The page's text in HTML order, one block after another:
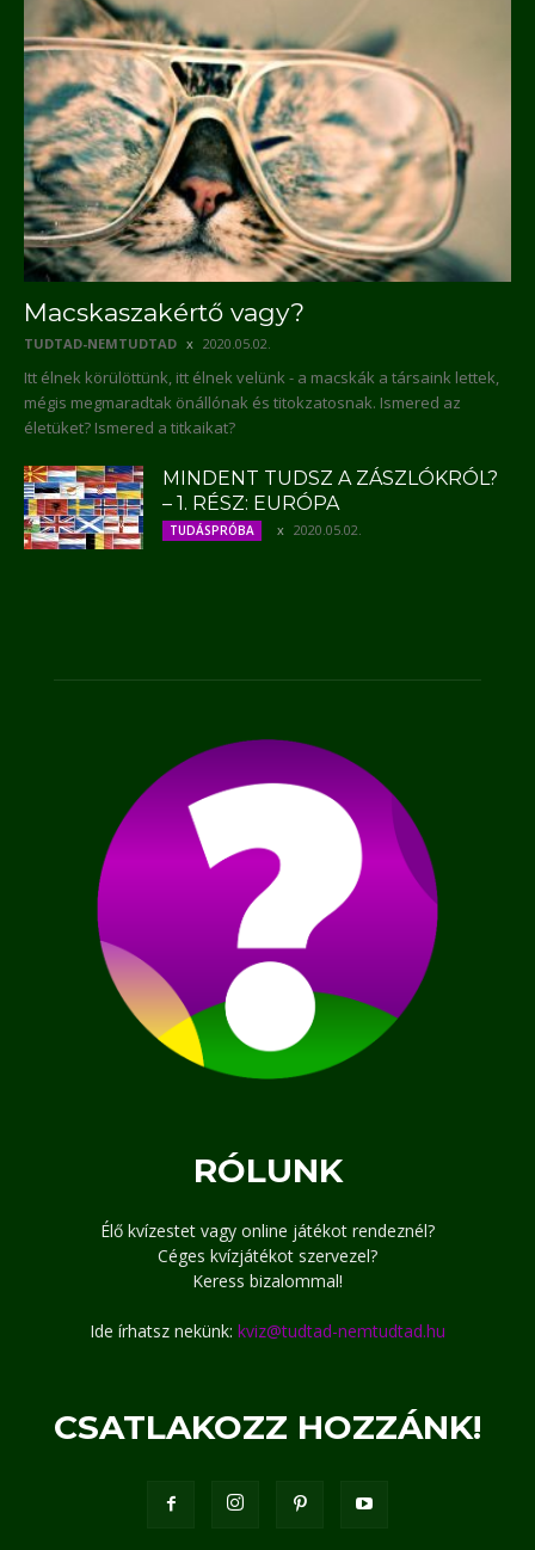
Macskaszakértő vagy?
TUDTAD-NEMTUDTAD 2020.05.02.
Itt élnek körülöttünk, itt élnek velünk - a macskák a társaink lettek,
mégis megmaradtak önállónak és titokzatosnak. Ismered az
életüket? Ismered a titkaikat?
MINDENT TUDSZ A ZÁSZLÓKRÓL?
– 1. RÉSZ: EURÓPA
TUDÁSPRÓBA 2020.05.02.
RÓLUNK
Élő kvízestet vagy online játékot rendeznél?
Céges kvízjátékot szervezel?
Keress bizalommal!
Ide írhatsz nekünk: kviz@tudtad-nemtudtad.hu
CSATLAKOZZ HOZZÁNK!